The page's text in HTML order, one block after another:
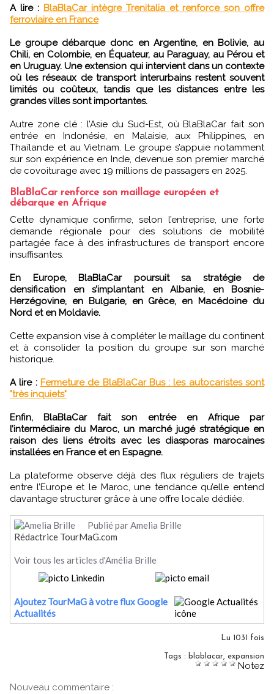
A lire : BlaBlaCar intègre Trenitalia et renforce son offre
ferroviaire en France
Le groupe débarque donc en Argentine, en Bolivie, au
Chili, en Colombie, en Équateur, au Paraguay, au Pérou et
en Uruguay. Une extension qui intervient dans un contexte
où les réseaux de transport interurbains restent souvent
limités ou coûteux, tandis que les distances entre les
grandes villes sont importantes.
Autre zone clé : l’Asie du Sud-Est, où BlaBlaCar fait son
entrée en Indonésie, en Malaisie, aux Philippines, en
Thaïlande et au Vietnam. Le groupe s’appuie notamment
sur son expérience en Inde, devenue son premier marché
de covoiturage avec 19 millions de passagers en 2025.
BlaBlaCar renforce son maillage européen et
débarque en Afrique
Cette dynamique confirme, selon l’entreprise, une forte
demande régionale pour des solutions de mobilité
partagée face à des infrastructures de transport encore
insuffisantes.
En Europe, BlaBlaCar poursuit sa stratégie de
densification en s’implantant en Albanie, en Bosnie-
Herzégovine, en Bulgarie, en Grèce, en Macédoine du
Nord et en Moldavie.
Cette expansion vise à compléter le maillage du continent
et à consolider la position du groupe sur son marché
historique.
A lire : Fermeture de BlaBlaCar Bus : les autocaristes sont
"très inquiets"
Enfin, BlaBlaCar fait son entrée en Afrique par
l’intermédiaire du Maroc, un marché jugé stratégique en
raison des liens étroits avec les diasporas marocaines
installées en France et en Espagne.
La plateforme observe déjà des flux réguliers de trajets
entre l’Europe et le Maroc, une tendance qu’elle entend
davantage structurer grâce à une offre locale dédiée.
Publié par Amelia Brille
Rédactrice TourMaG.com
Voir tous les articles d'Amélia Brille
Ajoutez TourMaG à votre flux Google
Actualités
Lu 1031 fois
Tags : blablacar expansion
Notez
Nouveau commentaire :